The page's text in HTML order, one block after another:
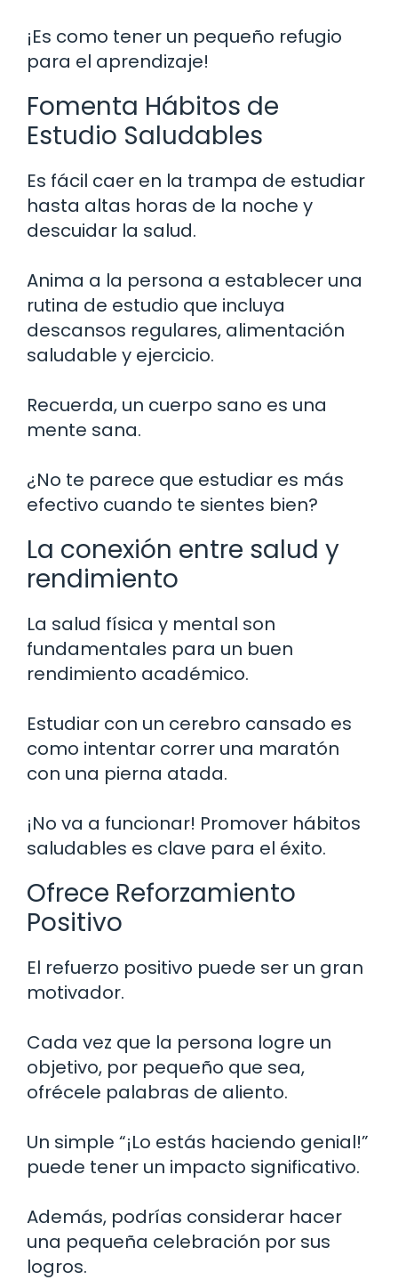
¡Es como tener un pequeño refugio
para el aprendizaje!
Fomenta Hábitos de
Estudio Saludables
Es fácil caer en la trampa de estudiar
hasta altas horas de la noche y
descuidar la salud.
Anima a la persona a establecer una
rutina de estudio que incluya
descansos regulares, alimentación
saludable y ejercicio.
Recuerda, un cuerpo sano es una
mente sana.
¿No te parece que estudiar es más
efectivo cuando te sientes bien?
La conexión entre salud y
rendimiento
La salud física y mental son
fundamentales para un buen
rendimiento académico.
Estudiar con un cerebro cansado es
como intentar correr una maratón
con una pierna atada.
¡No va a funcionar! Promover hábitos
saludables es clave para el éxito.
Ofrece Reforzamiento
Positivo
El refuerzo positivo puede ser un gran
motivador.
Cada vez que la persona logre un
objetivo, por pequeño que sea,
ofrécele palabras de aliento.
Un simple “¡Lo estás haciendo genial!”
puede tener un impacto significativo.
Además, podrías considerar hacer
una pequeña celebración por sus
logros.